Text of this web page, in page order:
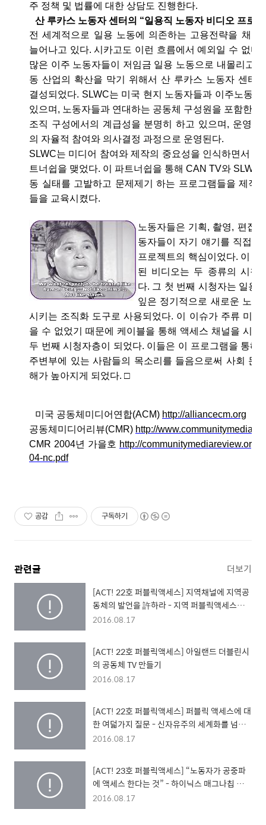
주 정책 및 법률에 대한 상담도 진행한다.
산 루카스 노동자 센터의 “일용직 노동자 비디오 프로
전 세계적으로 일용 노동에 의존하는 고용전략을 채택
늘어나고 있다. 시카고도 이런 흐름에서 예외일 수 없다.
많은 이주 노동자들이 저임금 일용 노동으로 내몰리고
동 산업의 확산을 막기 위해서 산 루카스 노동자 센터
결성되었다. SLWC는 미국 현지 노동자들과 이주노동
있으며, 노동자들과 연대하는 공동체 구성원을 포함한
조직 구성에서의 계급성을 분명히 하고 있으며, 운영에
의 자율적 참여와 의사결정 과정으로 운영된다.
SLWC는 미디어 참여와 제작의 중요성을 인식하면서
트너쉽을 맺었다. 이 파트너쉽을 통해 CAN TV와 SLWC
동 실태를 고발하고 문제제기 하는 프로그램들을 제작
들을 교육시켰다.
노동자들은 기획, 촬영, 편집
동자들이 자기 얘기를 직접
프로젝트의 핵심이었다. 이
된 비디오는 두 종류의 시청
다. 그 첫 번째 시청자는 일용
잎은 정기적으로 새로운 노동
시키는 조직화 도구로 사용되었다. 이 이슈가 주류 미디
을 수 없었기 때문에 케이블을 통해 액세스 채널을 시청
두 번째 시청자층이 되었다. 이들은 이 프로그램을 통해
주변부에 있는 사람들의 목소리를 들음으로써 사회 문
해가 높아지게 되었다. □
미국 공동체미디어연합(ACM) http://alliancecm.org
공동체미디어리뷰(CMR) http://
CMR 2004년 가을호 http://communitymediareview.org/
04-nc.pdf
공감 구독하기
관련글 더보기
[ACT! 22호 퍼블릭액세스] 지역채널에 지역공
동체의 발언을 許하라 - 지역 퍼블릭액세스의
의미와 발전을 위한 조건
2016.08.17
[ACT! 22호 퍼블릭액세스] 아일랜드 더블린시
의 공동체 TV 만들기
2016.08.17
[ACT! 22호 퍼블릭액세스] 퍼블릭 액세스에 대
한 여덟가지 질문 - 신자유주의 세계화를 넘어
서서, 디지틀 시대의 미디어 운동을 위한 숨고르
2016.08.17
[ACT! 23호 퍼블릭액세스] “노동자가 공중파
에 액세스 한다는 것” - 하이닉스 매그나칩 사내
하청지회 영상팀 구성에서 KBS 열린채널 방송
2016.08.17